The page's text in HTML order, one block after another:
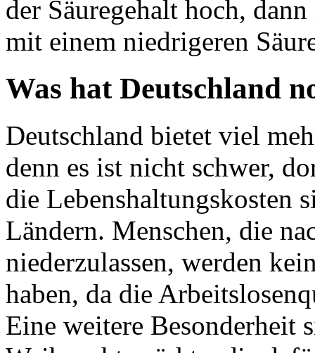
der Säuregehalt hoch,
mit einem niedrigeren
Was hat Deutschland
Deutschland bietet viel
denn es ist nicht schwer,
die Lebenshaltungskosten
Ländern. Menschen, die
niederzulassen, werden
haben, da die
Eine weitere Besonderheit